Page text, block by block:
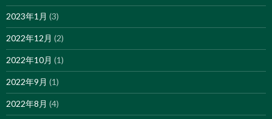
2023年1月 (3)
2022年12月 (2)
2022年10月 (1)
2022年9月 (1)
2022年8月 (4)